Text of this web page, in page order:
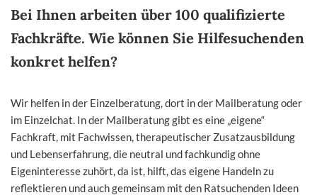
Bei Ihnen arbeiten über 100 qualifizierte
Fachkräfte. Wie können Sie Hilfesuchenden
konkret helfen?
Wir helfen in der Einzelberatung, dort in der Mailberatung oder
im Einzelchat. In der Mailberatung gibt es eine „eigene“
Fachkraft, mit Fachwissen, therapeutischer Zusatzausbildung
und Lebenserfahrung, die neutral und fachkundig ohne
Eigeninteresse zuhört, da ist, hilft, das eigene Handeln zu
reflektieren und auch gemeinsam mit den Ratsuchenden Ideen